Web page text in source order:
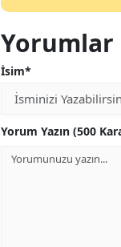
Yorumlar
İsim*
Yorum Yazın (500